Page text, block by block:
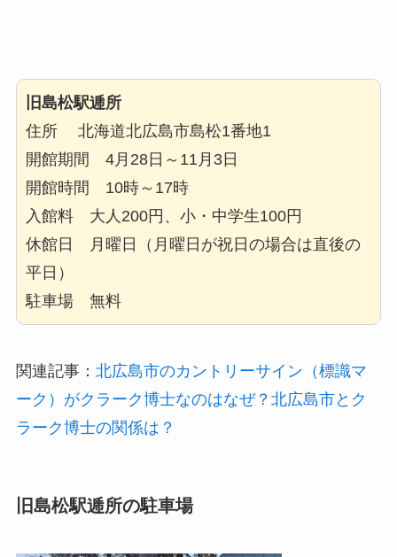
旧島松駅逓所
住所 北海道北広島市島松1番地1
開館期間 4月28日～11月3日
開館時間 10時～17時
入館料 大人200円、小・中学生100円
休館日 月曜日（月曜日が祝日の場合は直後の
平日）
駐車場 無料
関連記事： 北広島市のカントリーサイン（標識マ
ーク）がクラーク博士なのはなぜ？北広島市とク
ラーク博士の関係は？
旧島松駅逓所の駐車場